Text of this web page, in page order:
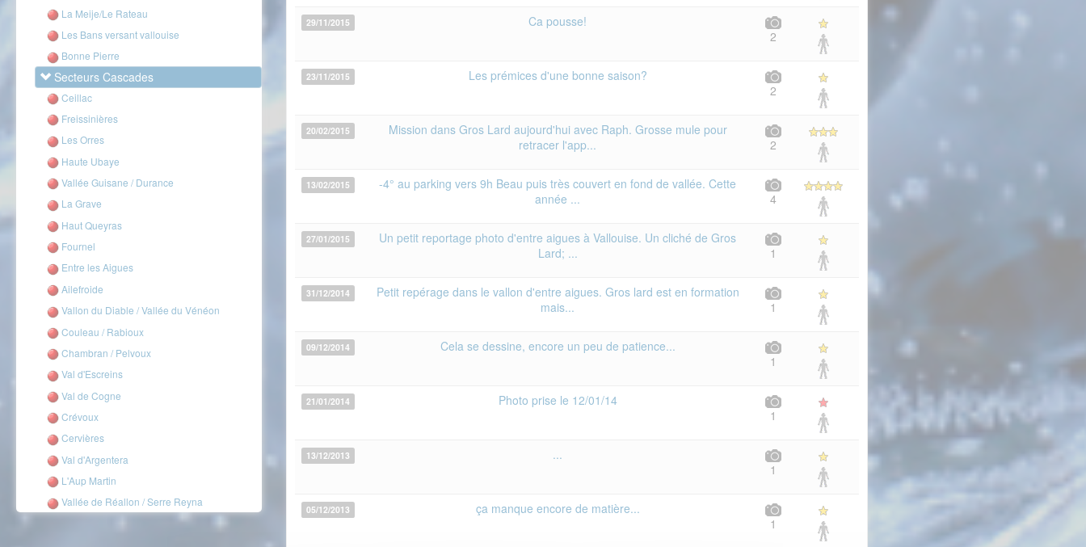
La Meije/Le Rateau
Les Bans versant vallouise
Bonne Pierre
Secteurs Cascades
Ceillac
Freissinières
Les Orres
Haute Ubaye
Vallée Guisane / Durance
La Grave
Haut Queyras
Fournel
Entre les Aigues
Ailefroide
Vallon du Diable / Vallée du Vénéon
Couleau / Rabioux
Chambran / Pelvoux
Val d'Escreins
Val de Cogne
Crévoux
Cervières
Val d'Argentera
L'Aup Martin
Vallée de Réallon / Serre Reyna
29/11/2015
Ca pousse!
2
23/11/2015
Les prémices d'une bonne saison?
2
20/02/2015
Mission dans Gros Lard aujourd'hui avec Raph. Grosse mule pour
retracer l'app...
2
13/02/2015
-4° au parking vers 9h Beau puis très couvert en fond de vallée. Cette
année ...
4
27/01/2015
Un petit reportage photo d'entre aigues à Vallouise. Un cliché de Gros
Lard; ...
1
31/12/2014
Petit repérage dans le vallon d'entre aigues. Gros lard est en formation
mais...
1
09/12/2014
Cela se dessine, encore un peu de patience...
1
21/01/2014
Photo prise le 12/01/14
1
13/12/2013
...
1
05/12/2013
ça manque encore de matière...
1